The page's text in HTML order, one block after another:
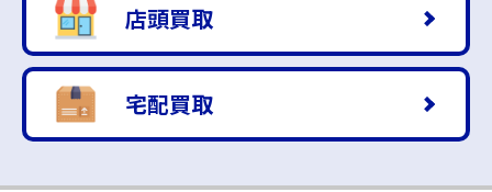
店頭買取
宅配買取